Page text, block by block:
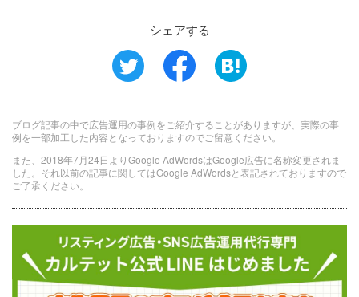
シェアする
ブログ記事の中で広告運用の事例をご紹介することがありますが、実際の事
例を一部加工した内容となっておりますのでご留意ください。
また、2018年7月24日よりGoogle AdWordsはGoogle広告に名称変更されま
した。それ以前の記事に関してはGoogle AdWordsと表記されておりますので
ご了承ください。